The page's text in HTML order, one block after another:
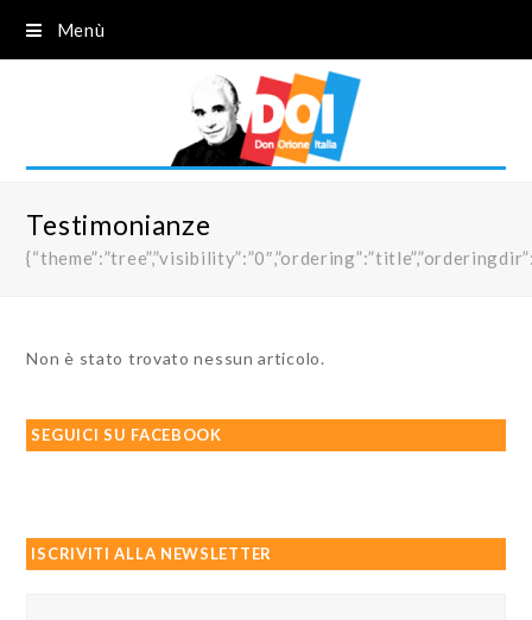
Menù
Testimonianze
Non è stato trovato nessun articolo.
SEGUICI SU FACEBOOK
ISCRIVITI ALLA NEWSLETTER